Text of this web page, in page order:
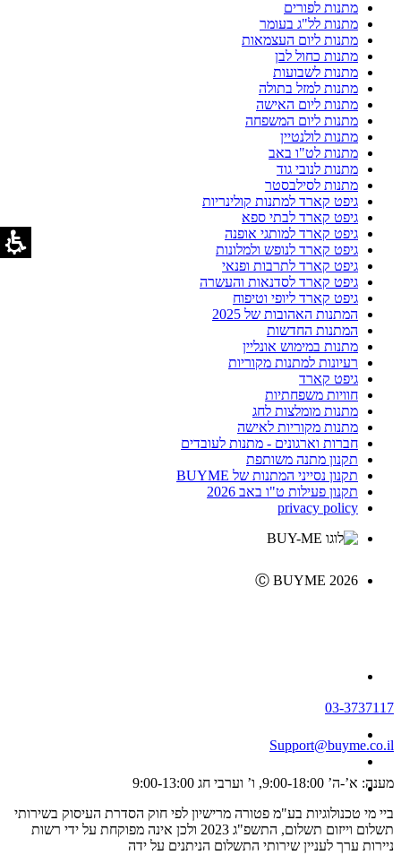
מתנות לפורים
מתנות לל"ג בעומר
מתנות ליום העצמאות
מתנות כחול לבן
מתנות לשבועות
מתנות למזל בתולה
מתנות ליום האישה
מתנות ליום המשפחה
מתנות לולנטיין
מתנות לט"ו באב
מתנות לנובי גוד
מתנות לסילבסטר
גיפט קארד למתנות קולינריות
גיפט קארד לבתי ספא
גיפט קארד למותגי אופנה
גיפט קארד לנופש ולמלונות
גיפט קארד לתרבות ופנאי
גיפט קארד לסדנאות והעשרה
גיפט קארד ליופי וטיפוח
המתנות האהובות של 2025
המתנות החדשות
מתנות במימוש אונליין
רעיונות למתנות מקוריות
גיפט קארד
חוויות משפחתיות
מתנות מומלצות לחג
מתנות מקוריות לאישה
חברות וארגונים - מתנות לעובדים
תקנון מתנה משותפת
תקנון נסייני המתנות של BUYME
תקנון פעילות ט"ו באב 2026
privacy policy
Ⓒ BUYME 2026
03-3737117
Support@buyme.co.il
מענה: א’-ה’ 9:00-18:00, ו’ וערבי חג 9:00-13:00
ביי מי טכנולוגיות בע"מ פטורה מרישיון לפי חוק הסדרת העיסוק בשירותי
תשלום וייזום תשלום, התשפ"ג 2023 ולכן אינה מפוקחת על ידי רשות
ניירות ערך לעניין שירותי התשלום הניתנים על ידה